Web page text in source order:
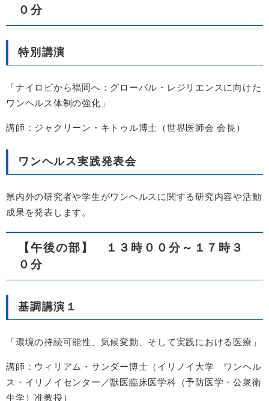
０分​
特別講演
「ナイロビから福岡へ：グローバル・レジリエンスに向けた
ワンヘルス体制の強化」
講師：ジャクリーン・キトゥル博士（世界医師会 会長）
ワンヘルス実践発表会
県内外の研究者や学生がワンヘルスに関する研究内容や活動
成果を発表します。
【午後の部】 ​１３時００分～１７時３
０分
基調講演１
「環境の持続可能性、気候変動、そして実践における医療」
講師：ウィリアム・サンダー博士（イリノイ大学 ワンヘル
ス・イリノイセンター／獣医臨床医学科（予防医学・公衆衛
生学）准教授）